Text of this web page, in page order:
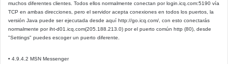
muchos diferentes clientes. Todos ellos normalmente conectan por login.icq.com:5190 vía
TCP en ambas direcciones, pero el servidor acepta conexiones en todos los puertos, la
versión Java puede ser ejecutada desde aquí http://go.icq.com/, con esto conectarás
normalmente por iht-d01.icq.com(205.188.213.0) por el puerto común http (80), desde
"Settings" puedes escoger un puerto diferente.
• 4.9.4.2 MSN Messenger